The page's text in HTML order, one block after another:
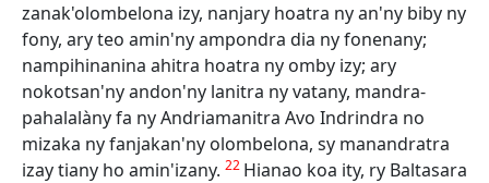
zanak'olombelona izy, nanjary hoatra ny an'ny biby ny
fony, ary teo amin'ny ampondra dia ny fonenany;
nampihinanina ahitra hoatra ny omby izy; ary
nokotsan'ny andon'ny lanitra ny vatany, mandra-
pahalalàny fa ny Andriamanitra Avo Indrindra no
mizaka ny fanjakan'ny olombelona, sy manandratra
izay tiany ho amin'izany. 22 Hianao koa ity, ry Baltasara